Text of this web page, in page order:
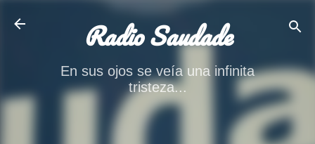
Radio Saudade
En sus ojos se veía una infinita
tristeza...